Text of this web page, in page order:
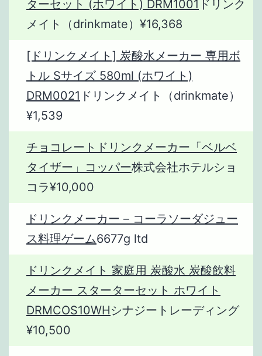
ターセット (ホワイト) DRM1001 ドリンク
メイト（drinkmate）¥16,368
[ドリンクメイト] 炭酸水メーカー 専用ボ
トル Sサイズ 580ml (ホワイト)
DRM0021 ドリンクメイト（drinkmate）
¥1,539
チョコレートドリンクメーカー「ベルベ
タイザー」コッパー株式会社ホテルショ
コラ¥10,000
ドリンクメーカー – コーラソーダジュー
ス料理ゲーム6677g ltd
ドリンクメイト 家庭用 炭酸水 炭酸飲料
メーカー スターターセット ホワイト
DRMCOS10WHシナジートレーディング
¥10,500